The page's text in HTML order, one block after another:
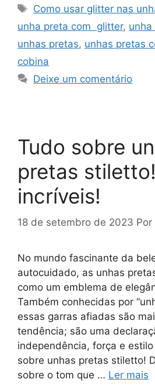
Tags
Como usar glitter nas
unha preta com glitter,
unhas pretas, unhas pretas
cobina
Deixe um comentário
Tudo sobre
pretas
incríveis!
18 de setembro de 2023 Por
No mundo fascinante da
autocuidado, as unhas
como um emblema de
Também conhecidas por
essas garras afiadas são
tendência; são uma
independência, força e
sobre unhas pretas stiletto!
sobre o tom que … Ler mais